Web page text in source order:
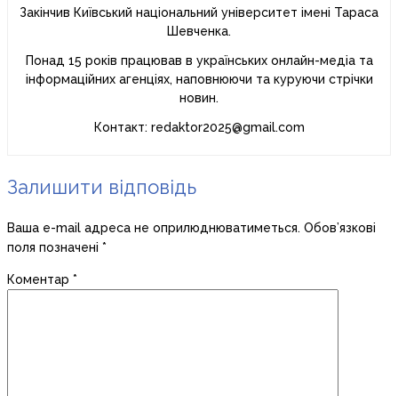
Закінчив Київський національний університет імені Тараса
Шевченка.
Понад 15 років працював в українських онлайн-медіа та
інформаційних агенціях, наповнюючи та куруючи стрічки
новин.
Контакт: redaktor2025@gmail.com
Залишити відповідь
Ваша e-mail адреса не оприлюднюватиметься. Обов’язкові
поля позначені *
Коментар *